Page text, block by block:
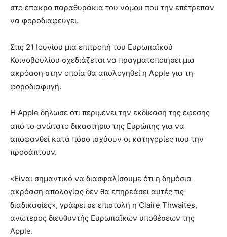
στο έπακρο παραθυράκια του νόμου που την επέτρεπαν
να φοροδιαφεύγει.
Στις 21 Ιουνίου μια επιτροπή του Ευρωπαϊκού
Κοινοβουλίου σχεδιάζεται να πραγματοποιήσει μια
ακρόαση στην οποία θα απολογηθεί η Apple για τη
φοροδιαφυγή.
Η Apple δήλωσε ότι περιμένει την εκδίκαση της έφεσης
από το ανώτατο δικαστήριο της Ευρώπης για να
αποφανθεί κατά πόσο ισχύουν οι κατηγορίες που την
προσάπτουν.
«Είναι σημαντικό να διασφαλίσουμε ότι η δημόσια
ακρόαση απολογίας δεν θα επηρεάσει αυτές τις
διαδικασίες», γράφει σε επιστολή η Claire Thwaites,
ανώτερος διευθυντής Ευρωπαϊκών υποθέσεων της
Apple.